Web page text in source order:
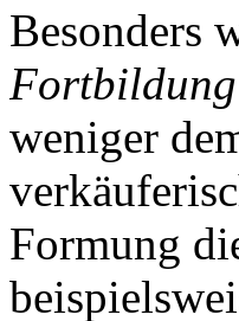
Besonders
weniger
Formung